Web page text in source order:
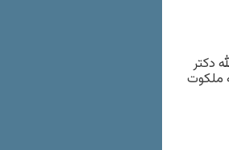
دکتر
ملکوت